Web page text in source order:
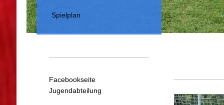
Spielplan
Facebookseite
Jugendabteilung